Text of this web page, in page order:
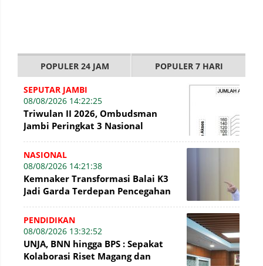
POPULER 24 JAM POPULER 7 HARI
SEPUTAR JAMBI
08/08/2026 14:22:25
Triwulan II 2026, Ombudsman
Jambi Peringkat 3 Nasional
NASIONAL
08/08/2026 14:21:38
Kemnaker Transformasi Balai K3
Jadi Garda Terdepan Pencegahan
PENDIDIKAN
08/08/2026 13:32:52
UNJA, BNN hingga BPS : Sepakat
Kolaborasi Riset Magang dan